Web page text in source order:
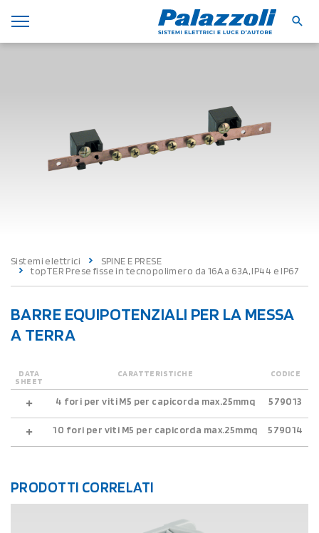
Sistemi elettrici
SPINE E PRESE
topTER Prese fisse in tecnopolimero da 16A a 63A, IP44 e IP67
BARRE EQUIPOTENZIALI PER LA MESSA
A TERRA
DATA
SHEET
CARATTERISTICHE CODICE
4 fori per viti M5 per capicorda max.25mmq 579013
10 fori per viti M5 per capicorda max.25mmq 579014
PRODOTTI CORRELATI